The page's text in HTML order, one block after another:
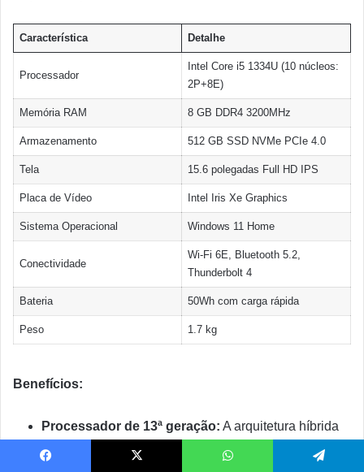
Característica Detalhe
Processador
Intel Core i5 1334U (10 núcleos:
2P+8E)
Memória RAM 8 GB DDR4 3200MHz
Armazenamento 512 GB SSD NVMe PCIe 4.0
Tela 15.6 polegadas Full HD IPS
Placa de Vídeo Intel Iris Xe Graphics
Sistema Operacional Windows 11 Home
Conectividade
Wi-Fi 6E, Bluetooth 5.2,
Thunderbolt 4
Bateria 50Wh com carga rápida
Peso 1.7 kg
Benefícios:
Processador de 13ª geração: A arquitetura híbrida
Intel maximiza eficiência energética e desempenho,